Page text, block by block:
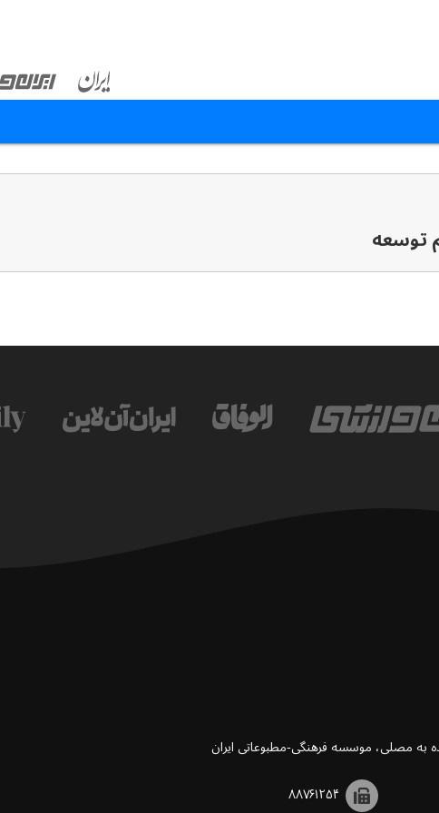
توسعه
به مصلی، موسسه فرهنگی-مطبوعاتی ایران
۸۸۷۶۱۲۵۴